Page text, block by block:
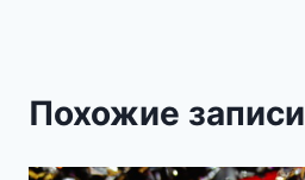
Похожие записи